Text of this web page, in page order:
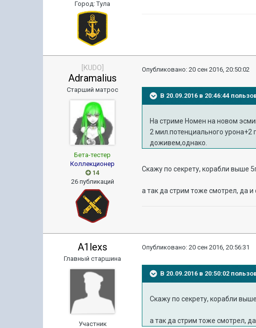
Город:Тула
[KUDO]
Adramalius
Старший матрос
Бета-тестер
Коллекционер
14
26 публикаций
Опубликовано:20 сен 2016, 20:50:02
В 20.09.2016 в 20:46:44
На стриме Номен на новом
2 мил.потенциального урона+2
доживем,однако.
Скажу по секрету, корабли выше
а так да стрим тоже смотрел, да
A1lexs
Главный старшина
Участник
Опубликовано:20 сен 2016, 20:56:31
В 20.09.2016 в 20:50:02
Скажу по секрету, корабли
а так да стрим тоже смотрел,